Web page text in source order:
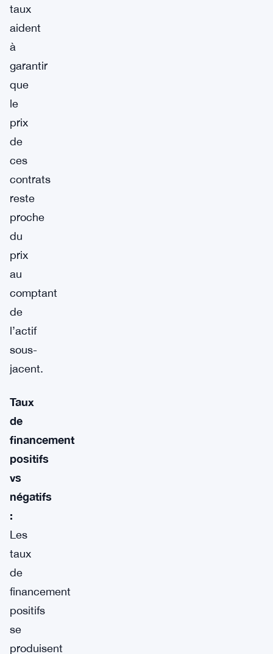
taux
aident
à
garantir
que
le
prix
de
ces
contrats
reste
proche
du
prix
au
comptant
de
l’actif
sous-
jacent.
Taux
de
financement
positifs
vs
négatifs
:
Les
taux
de
financement
positifs
se
produisent